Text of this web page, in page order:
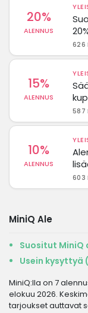
20%
ALENNUS
626
15%
ALENNUS
587
10%
ALENNUS
603
MiniQ Ale
Suositut
Usein kysyttyä
MiniQ:lla on 7
elokuu 2026.
tarjoukset auttavat